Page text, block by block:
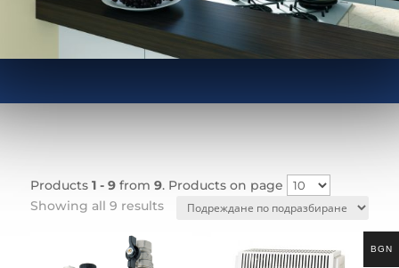
Products 1 - 9from 9. Products on page
Showing all 9 results
BGN